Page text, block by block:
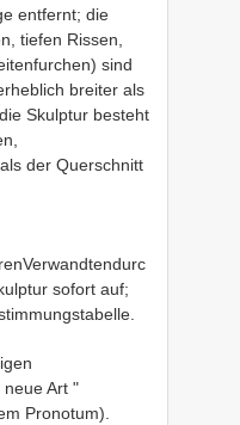
entfernt; die
tiefen Rissen,
sind
breiter als
Skulptur besteht
der Querschnitt
sofort auf;
Art "
Pronotum).